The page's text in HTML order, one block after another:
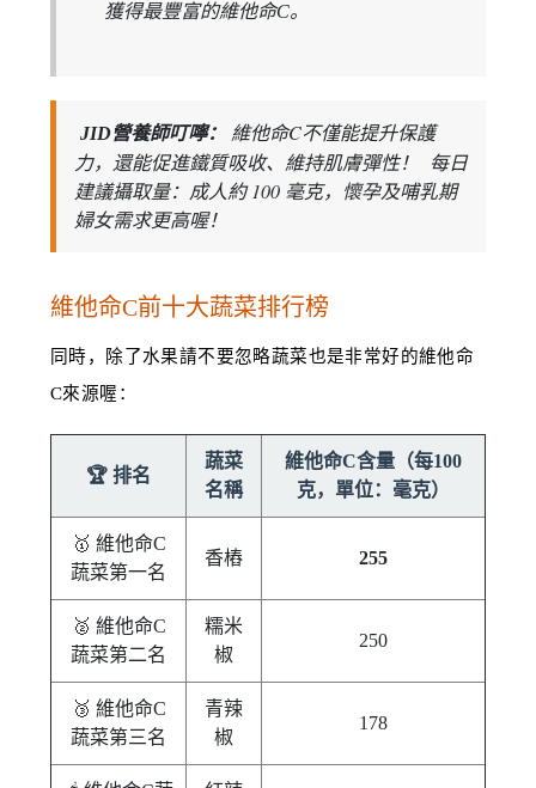
獲得最豐富的維他命C。
JID營養師叮嚀：
維他命C不僅能提升保護
力，還能促進鐵質吸收、維持肌膚彈性！ 每日
建議攝取量：成人約 100 毫克，懷孕及哺乳期
婦女需求更高喔！
維他命C前十大蔬菜排行榜
同時，除了水果請不要忽略蔬菜也是非常好的維他命
C來源喔：
🏆 排名
蔬菜
名稱
維他命C含量（每100
克，單位：毫克）
🥇 維他命C
蔬菜第一名
香樁 255
🥈 維他命C
蔬菜第二名
糯米
椒
250
🥉 維他命C
蔬菜第三名
青辣
椒
178